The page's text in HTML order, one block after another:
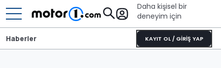
Daha kişisel bir
deneyim için
KAYIT OL / GİRİŞ YAP
Haberler